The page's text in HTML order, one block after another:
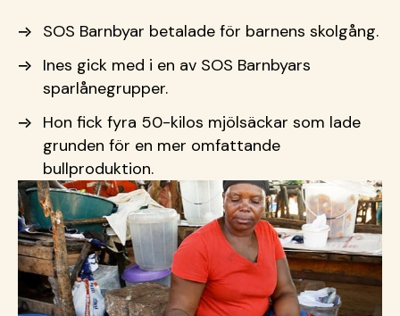
SOS Barnbyar betalade för barnens skolgång.
Ines gick med i en av SOS Barnbyars
sparlånegrupper.
Hon fick fyra 50-kilos mjölsäckar som lade
grunden för en mer omfattande
bullproduktion.